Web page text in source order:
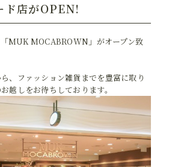
ド店がOPEN!
MUK MOCABROWN」がオープン致
、ファッション雑貨までを豊富に取り
越しをお待ちしております。